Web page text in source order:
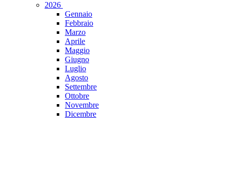
2026
Gennaio
Febbraio
Marzo
Aprile
Maggio
Giugno
Luglio
Agosto
Settembre
Ottobre
Novembre
Dicembre